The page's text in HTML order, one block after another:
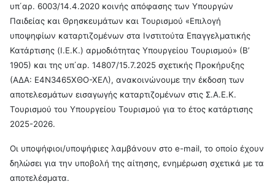
υπ΄αρ. 6003/14.4.2020 κοινής απόφασης των Υπουργών
Παιδείας και Θρησκευμάτων και Τουρισμού «Επιλογή
υποψηφίων καταρτιζομένων στα Ινστιτούτα Επαγγελματικής
Κατάρτισης (Ι.Ε.Κ.) αρμοδιότητας Υπουργείου Τουρισμού» (Β’
1905) και της υπ΄αρ. 14807/15.7.2025 σχετικής Προκήρυξης
(ΑΔΑ: Ε4Ν3465ΧΘΟ-ΧΕΛ), ανακοινώνουμε την έκδοση των
αποτελεσμάτων εισαγωγής καταρτιζομένων στις Σ.Α.Ε.Κ.
Τουρισμού του Υπουργείου Τουρισμού για το έτος κατάρτισης
2025-2026.
Οι υποψήφιοι/υποψήφιες λαμβάνουν στο e-mail, το οποίο έχουν
δηλώσει για την υποβολή της αίτησης, ενημέρωση σχετικά με τα
αποτελέσματα.